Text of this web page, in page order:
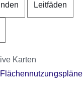
Leitfäden
Karten